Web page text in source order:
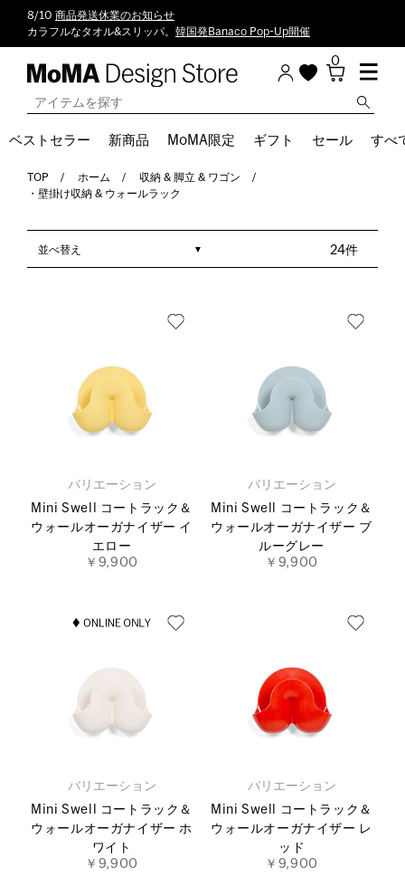
8/10 商品発送休業のお知らせ
カラフルなタオル&スリッパ。 韓国発Banaco Pop-Up開催
0
ベストセラー 新商品 MoMA限定 ギフト セール すべ
TOP ホーム
収納 & 脚立 & ワゴン
・壁掛け収納 & ウォールラック
24件
並べ替え
バリエーション
Mini Swell コートラック＆
ウォールオーガナイザー イ
エロー
￥9,900
バリエーション
Mini Swell コートラック＆
ウォールオーガナイザー ブ
ルーグレー
￥9,900
バリエーション
Mini Swell コートラック＆
ウォールオーガナイザー ホ
ワイト
￥9,900
バリエーション
Mini Swell コートラック＆
ウォールオーガナイザー レ
ッド
￥9,900